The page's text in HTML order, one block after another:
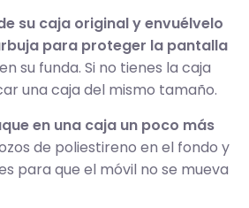
su caja original y envuélvelo
para proteger la pantalla
su funda. Si no tienes la caja
una caja del mismo tamaño.
en una caja un poco más
de poliestireno en el fondo y
para que el móvil no se mueva